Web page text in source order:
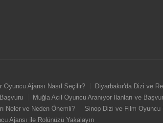
Oyuncu Ajansı Nasıl Seçilir?
Diyarbakır'da Dizi ve
Muğla Acil Oyuncu Aranıyor İlanları ve
Neler ve Neden Önemli?
Sinop Dizi ve Film
Ajansı ile Rolünüzü Yakalayın